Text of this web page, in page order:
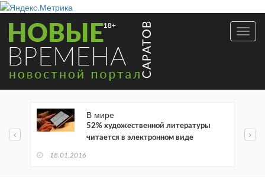
В мире
52% художественной литературы
читается в электронном виде
18.01.2016